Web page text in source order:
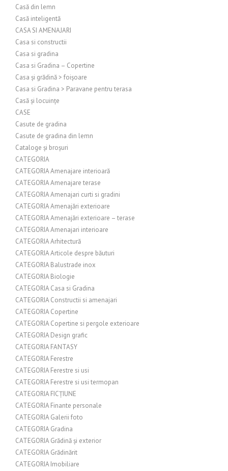
Casă din lemn
Casă inteligentă
CASA SI AMENAJARI
Casa si constructii
Casa si gradina
Casa si Gradina – Copertine
Casa și grădină > foișoare
Casa si Gradina > Paravane pentru terasa
Casă și locuințe
CASE
Casute de gradina
Casute de gradina din lemn
Cataloge și broșuri
CATEGORIA
CATEGORIA Amenajare interioară
CATEGORIA Amenajare terase
CATEGORIA Amenajari curti si gradini
CATEGORIA Amenajări exterioare
CATEGORIA Amenajări exterioare – terase
CATEGORIA Amenajari interioare
CATEGORIA Arhitectură
CATEGORIA Articole despre băuturi
CATEGORIA Balustrade inox
CATEGORIA Biologie
CATEGORIA Casa si Gradina
CATEGORIA Constructii si amenajari
CATEGORIA Copertine
CATEGORIA Copertine si pergole exterioare
CATEGORIA Design grafic
CATEGORIA FANTASY
CATEGORIA Ferestre
CATEGORIA Ferestre si usi
CATEGORIA Ferestre si usi termopan
CATEGORIA FICȚIUNE
CATEGORIA Finante personale
CATEGORIA Galerii foto
CATEGORIA Gradina
CATEGORIA Grădină și exterior
CATEGORIA Grădinărit
CATEGORIA Imobiliare